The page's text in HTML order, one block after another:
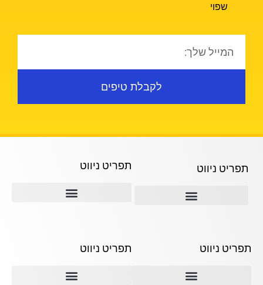
שפוי
לקבלת טיפים
תפריט ניווט תפריט ניווט
תפריט ניווט תפריט ניווט